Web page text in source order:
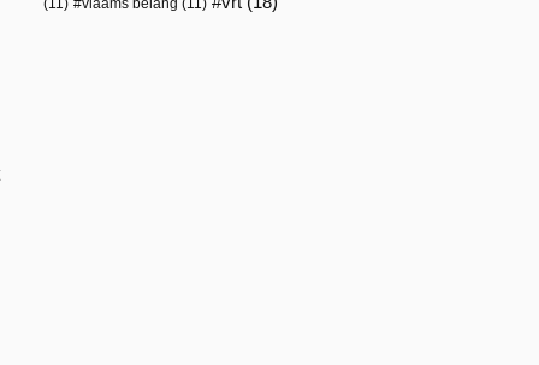
(11)
vlaams belang (11)